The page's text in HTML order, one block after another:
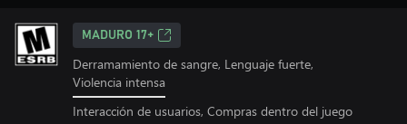
MADURO 17+
Derramamiento de sangre, Lenguaje fuerte,
Violencia intensa
Interacción de usuarios, Compras dentro del juego